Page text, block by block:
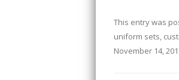
This entry was
uniform sets,
November 14,